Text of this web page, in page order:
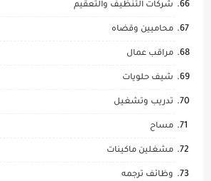
شركات التنظيف والتعقيم
محاميين وقضاه
مراقب عمال
شيف حلويات
تدريب وتشغيل
مساح
مشغلين ماكينات
وظائف ترجمه